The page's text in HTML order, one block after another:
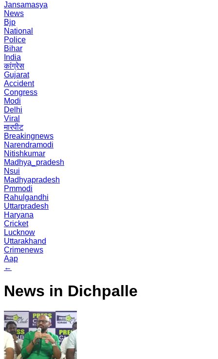
Jansamasya
News
Bjp
National
Police
Bihar
India
कांग्रेस
Gujarat
Accident
Congress
Modi
Delhi
Viral
मारपीट
Breakingnews
Narendramodi
Nitishkumar
Madhya_pradesh
Nsui
Madhyapradesh
Pmmodi
Rahulgandhi
Uttarpradesh
Haryana
Cricket
Lucknow
Uttarakhand
Crimenews
Aap
←
News in Dichpalle